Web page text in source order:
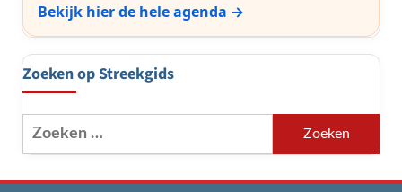
Bekijk hier de hele agenda →
Zoeken op Streekgids
Zoeken
naar: